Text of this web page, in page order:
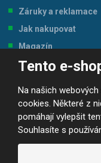
Tento e-
Na našich
cookies. Některé z
pomáhají vylepšit
Souhlasíte s
Záruky a reklamace
Jak nakupovat
Magazín
Tabulka velikostí
© 2026, JP-SPORT.CZ
Prohlášení o přístupnosti |